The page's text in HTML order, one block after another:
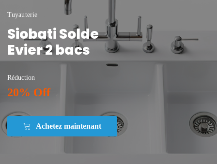
Tuyauterie
Siobati Solde
Evier 2 bacs
Réduction
20% Off
Achetez maintenant